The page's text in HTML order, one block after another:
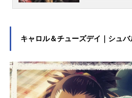
巻き起こる、
送形態TVアニ
7月7日（日）
（日）NHK総
ストトルフィ
キャロル＆チューズデイ｜シュバ